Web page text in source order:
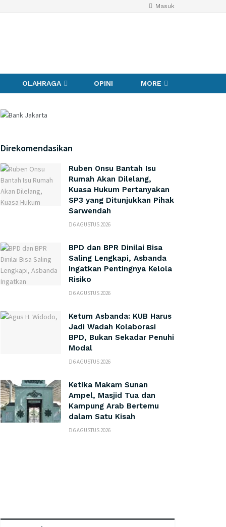
Masuk
OLAHRAGA OPINI MORE
Direkomendasikan
Ruben Onsu Bantah Isu
Rumah Akan Dilelang,
Kuasa Hukum Pertanyakan
SP3 yang Ditunjukkan Pihak
Sarwendah
6 AGUSTUS 2026
BPD dan BPR Dinilai Bisa
Saling Lengkapi, Asbanda
Ingatkan Pentingnya Kelola
Risiko
6 AGUSTUS 2026
Ketum Asbanda: KUB Harus
Jadi Wadah Kolaborasi
BPD, Bukan Sekadar Penuhi
Modal
6 AGUSTUS 2026
Ketika Makam Sunan
Ampel, Masjid Tua dan
Kampung Arab Bertemu
dalam Satu Kisah
6 AGUSTUS 2026